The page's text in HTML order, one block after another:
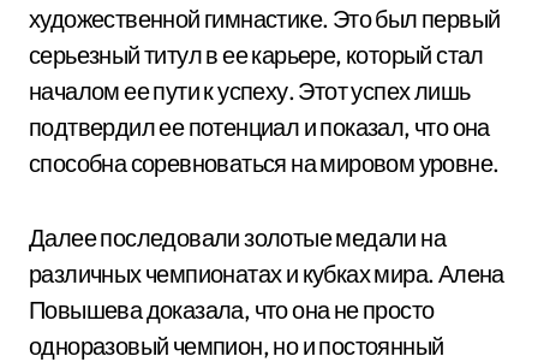
художественной гимнастике. Это был первый
серьезный титул в ее карьере, который стал
началом ее пути к успеху. Этот успех лишь
подтвердил ее потенциал и показал, что она
способна соревноваться на мировом уровне.
Далее последовали золотые медали на
различных чемпионатах и кубках мира. Алена
Повышева доказала, что она не просто
одноразовый чемпион, но и постоянный